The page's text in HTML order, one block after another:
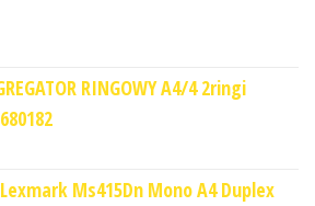
RINGOWY A4/4 2ringi
Ms415Dn Mono A4 Duplex